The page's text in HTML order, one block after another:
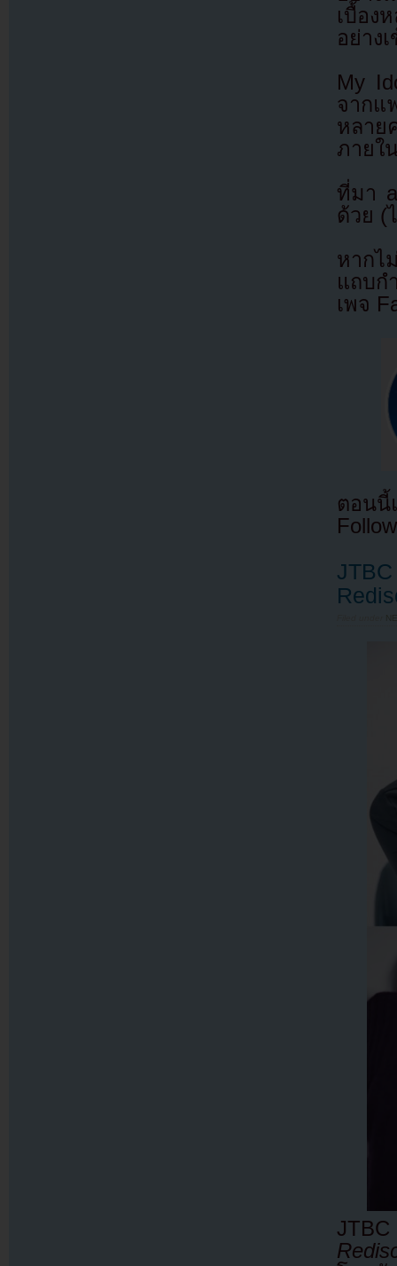
เบื้อง
อย่าง
My
จากแ
หลา
ภายใ
ที่มา
ด้วย (
หากไ
แถบก
เพจ
ตอนนี้